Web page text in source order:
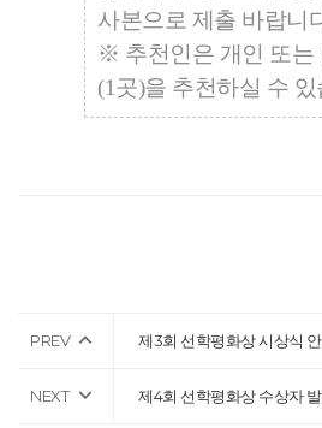
사본으로 제출 바랍니
※ 추천인은 개인 또는
(1곳)을 추천하실 수
PREV 제3회 선학평화상 시상식
NEXT 제4회 선학평화상 수상자